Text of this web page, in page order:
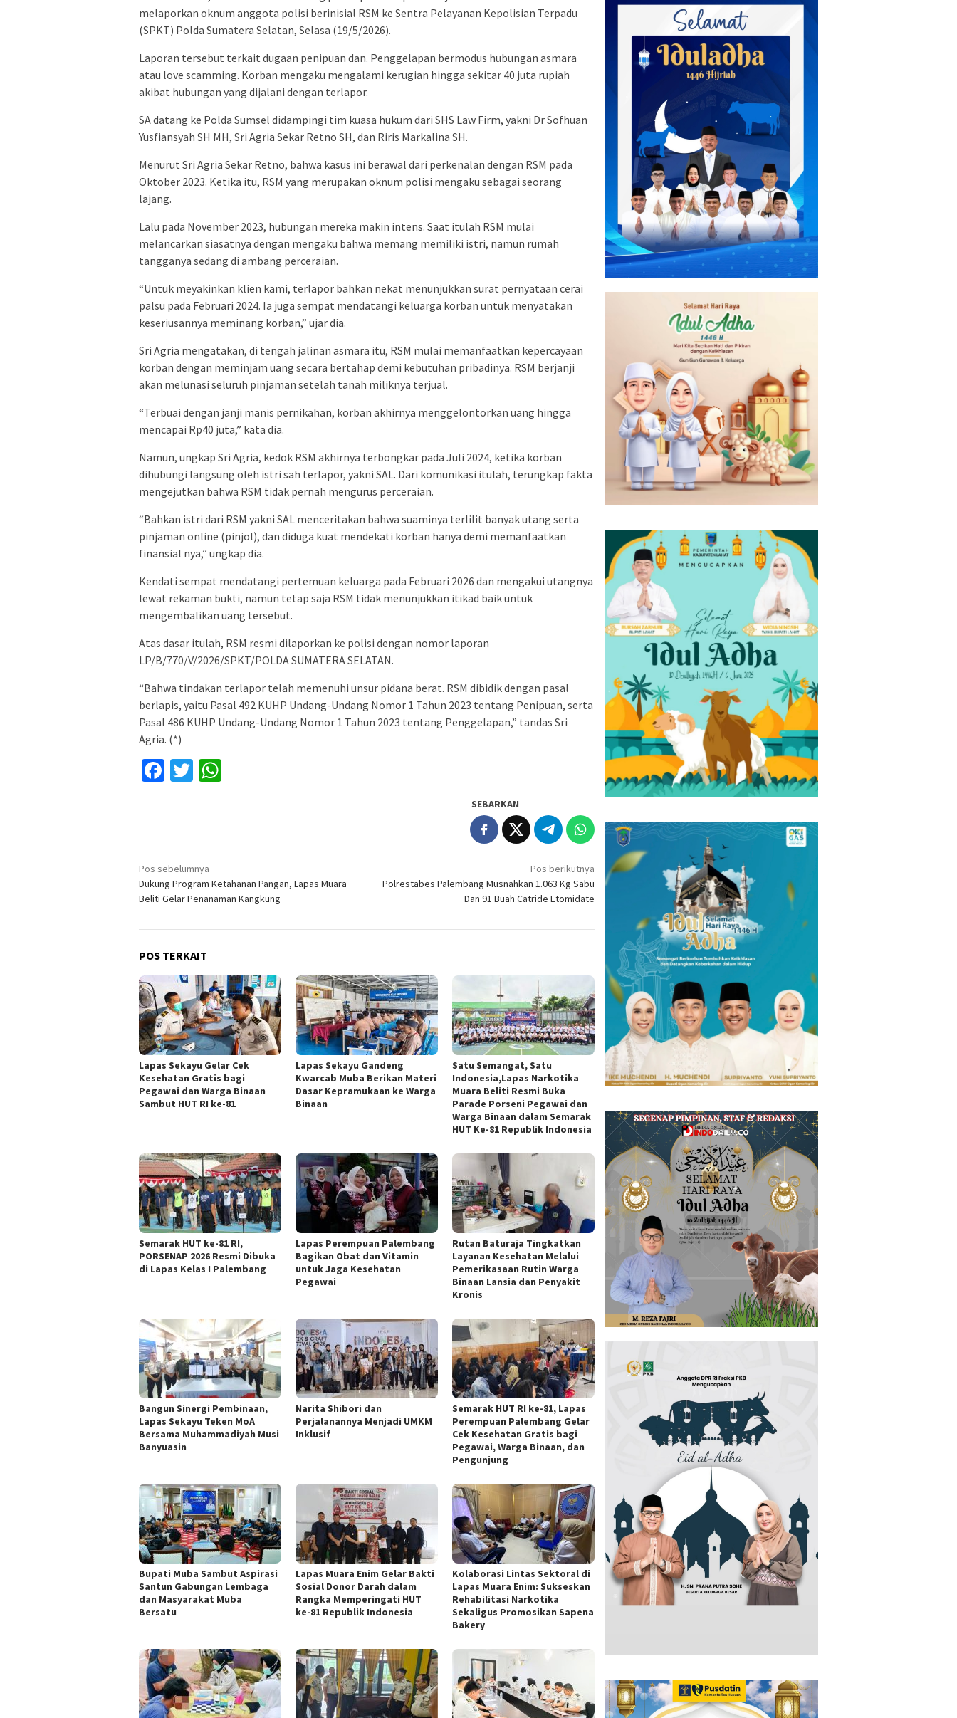
melaporkan oknum anggota polisi berinisial RSM ke Sentra Pelayanan Kepolisian Terpadu
(SPKT) Polda Sumatera Selatan, Selasa (19/5/2026).
Laporan tersebut terkait dugaan penipuan dan. Penggelapan bermodus hubungan asmara
atau love scamming. Korban mengaku mengalami kerugian hingga sekitar 40 juta rupiah
akibat hubungan yang dijalani dengan terlapor.
SA datang ke Polda Sumsel didampingi tim kuasa hukum dari SHS Law Firm, yakni Dr Sofhuan
Yusfiansyah SH MH, Sri Agria Sekar Retno SH, dan Riris Markalina SH.
Menurut Sri Agria Sekar Retno, bahwa kasus ini berawal dari perkenalan dengan RSM pada
Oktober 2023. Ketika itu, RSM yang merupakan oknum polisi mengaku sebagai seorang
lajang.
Lalu pada November 2023, hubungan mereka makin intens. Saat itulah RSM mulai
melancarkan siasatnya dengan mengaku bahwa memang memiliki istri, namun rumah
tangganya sedang di ambang perceraian.
“Untuk meyakinkan klien kami, terlapor bahkan nekat menunjukkan surat pernyataan cerai
palsu pada Februari 2024. Ia juga sempat mendatangi keluarga korban untuk menyatakan
keseriusannya meminang korban,” ujar dia.
Sri Agria mengatakan, di tengah jalinan asmara itu, RSM mulai memanfaatkan kepercayaan
korban dengan meminjam uang secara bertahap demi kebutuhan pribadinya. RSM berjanji
akan melunasi seluruh pinjaman setelah tanah miliknya terjual.
“Terbuai dengan janji manis pernikahan, korban akhirnya menggelontorkan uang hingga
mencapai Rp40 juta,” kata dia.
Namun, ungkap Sri Agria, kedok RSM akhirnya terbongkar pada Juli 2024, ketika korban
dihubungi langsung oleh istri sah terlapor, yakni SAL. Dari komunikasi itulah, terungkap fakta
mengejutkan bahwa RSM tidak pernah mengurus perceraian.
“Bahkan istri dari RSM yakni SAL menceritakan bahwa suaminya terlilit banyak utang serta
pinjaman online (pinjol), dan diduga kuat mendekati korban hanya demi memanfaatkan
finansial nya,” ungkap dia.
Kendati sempat mendatangi pertemuan keluarga pada Februari 2026 dan mengakui utangnya
lewat rekaman bukti, namun tetap saja RSM tidak menunjukkan itikad baik untuk
mengembalikan uang tersebut.
Atas dasar itulah, RSM resmi dilaporkan ke polisi dengan nomor laporan
LP/B/770/V/2026/SPKT/POLDA SUMATERA SELATAN.
“Bahwa tindakan terlapor telah memenuhi unsur pidana berat. RSM dibidik dengan pasal
berlapis, yaitu Pasal 492 KUHP Undang-Undang Nomor 1 Tahun 2023 tentang Penipuan, serta
Pasal 486 KUHP Undang-Undang Nomor 1 Tahun 2023 tentang Penggelapan,” tandas Sri
Agria. (*)
Facebook
Twitter
SEBARKAN
Navigasi
pos
Pos sebelumnya
Dukung Program Ketahanan Pangan, Lapas Muara
Beliti Gelar Penanaman Kangkung
Pos berikutnya
Polrestabes Palembang Musnahkan 1.063 Kg Sabu
Dan 91 Buah Catride Etomidate
POS TERKAIT
Lapas Sekayu Gelar Cek
Kesehatan Gratis bagi
Pegawai dan Warga Binaan
Sambut HUT RI ke-81
Lapas Sekayu Gandeng
Kwarcab Muba Berikan Materi
Dasar Kepramukaan ke Warga
Binaan
Satu Semangat, Satu
Indonesia,Lapas Narkotika
Muara Beliti Resmi Buka
Parade Porseni Pegawai dan
Warga Binaan dalam Semarak
HUT Ke-81 Republik Indonesia
Semarak HUT ke-81 RI,
PORSENAP 2026 Resmi Dibuka
di Lapas Kelas I Palembang
Lapas Perempuan Palembang
Bagikan Obat dan Vitamin
untuk Jaga Kesehatan
Pegawai
Rutan Baturaja Tingkatkan
Layanan Kesehatan Melalui
Pemerikasaan Rutin Warga
Binaan Lansia dan Penyakit
Kronis
Bangun Sinergi Pembinaan,
Lapas Sekayu Teken MoA
Bersama Muhammadiyah Musi
Banyuasin
Narita Shibori dan
Perjalanannya Menjadi UMKM
Inklusif
Semarak HUT RI ke-81, Lapas
Perempuan Palembang Gelar
Cek Kesehatan Gratis bagi
Pegawai, Warga Binaan, dan
Pengunjung
Bupati Muba Sambut Aspirasi
Santun Gabungan Lembaga
dan Masyarakat Muba
Bersatu
Lapas Muara Enim Gelar Bakti
Sosial Donor Darah dalam
Rangka Memperingati HUT
ke-81 Republik Indonesia
Kolaborasi Lintas Sektoral di
Lapas Muara Enim: Sukseskan
Rehabilitasi Narkotika
Sekaligus Promosikan Sapena
Bakery